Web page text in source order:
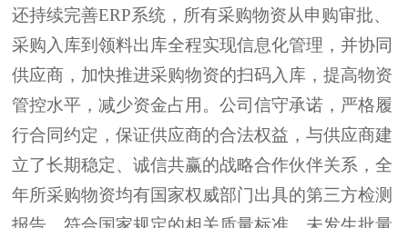
还持续完善ERP系统， 所有采购物资从申购审批、
采购入库到领料出库全程实现信息化管理， 并协同
供应商，加快推进采购物资的扫码入库 ，提高物资
管控水平，减少资金占用 。公司信守承诺， 严格履
行合同约定，保证供应商的合法权益，与供应商建
立了长期稳定、诚信共赢的战略合作伙伴关系，全
年所采购物资均有国家权威部门出具的第三方检测